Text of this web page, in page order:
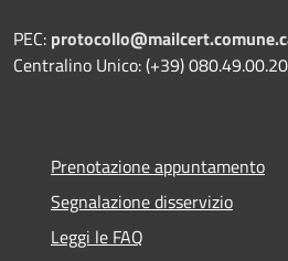
PEC:
Centralino Unico: (+39)
Prenotazione appuntamento
Segnalazione disservizio
Leggi le FAQ